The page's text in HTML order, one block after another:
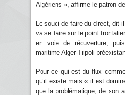
Algériens », affirme le patron
Le souci de faire du direct, dit-
va se faire sur le point
en voie de réouverture,
maritime Alger-Tripoli
Pour ce qui est du flux
qu’il existe mais « il est
que la problématique, de son